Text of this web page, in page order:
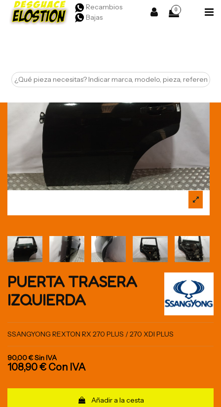
Recambios
Bajas
0
PUERTA TRASERA
IZQUIERDA
SSANGYONG REXTON RX 270 PLUS / 270 XDI PLUS
90,00 €Sin IVA
108,90 € Con IVA
Añadir a la cesta